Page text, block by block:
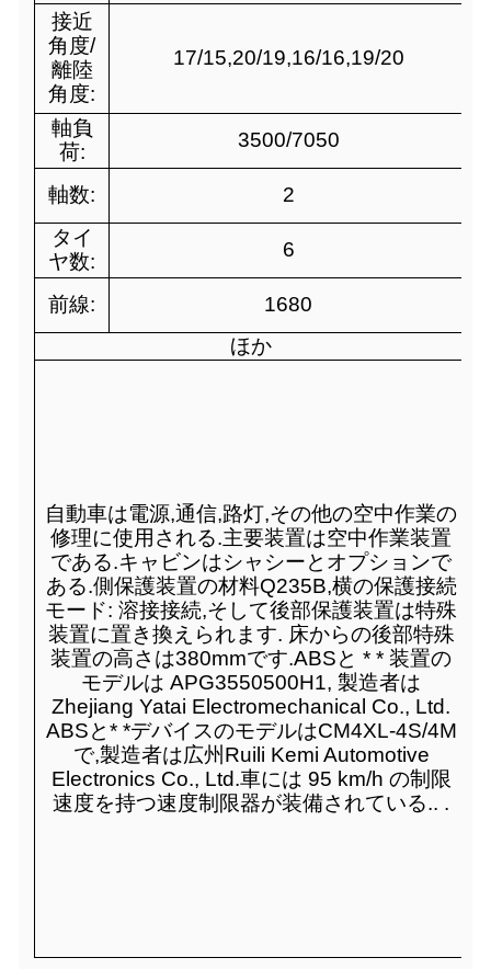
接近
角度/
離陸
角度:
17/15,20/19,16/16,19/20
軸負
荷:
3500/7050
軸数:
2
タイ
ヤ数:
6
前線:
1680
ほか
自動車は電源,通信,路灯,その他の空中作業の
修理に使用される.主要装置は空中作業装置
である.キャビンはシャシーとオプションで
ある.側保護装置の材料Q235B,横の保護接続
モード: 溶接接続,そして後部保護装置は特殊
装置に置き換えられます. 床からの後部特殊
装置の高さは380mmです.ABSと * * 装置の
モデルは APG3550500H1, 製造者は
Zhejiang Yatai Electromechanical Co., Ltd.
ABSと* *デバイスのモデルはCM4XL-4S/4M
で,製造者は広州Ruili Kemi Automotive
Electronics Co., Ltd.車には 95 km/h の制限
速度を持つ速度制限器が装備されている.. .